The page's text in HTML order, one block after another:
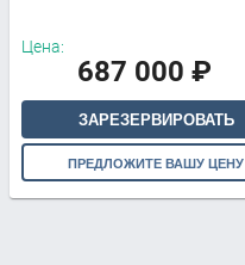
Цена:
687 000 ₽
ЗАРЕЗЕРВИРОВАТЬ
ПРЕДЛОЖИТЕ ВАШУ ЦЕНУ